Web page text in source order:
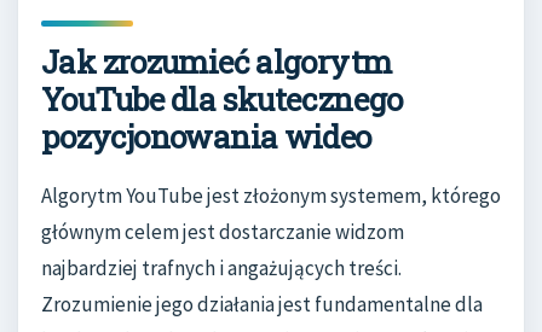
Jak zrozumieć algorytm
YouTube dla skutecznego
pozycjonowania wideo
Algorytm YouTube jest złożonym systemem, którego
głównym celem jest dostarczanie widzom
najbardziej trafnych i angażujących treści.
Zrozumienie jego działania jest fundamentalne dla